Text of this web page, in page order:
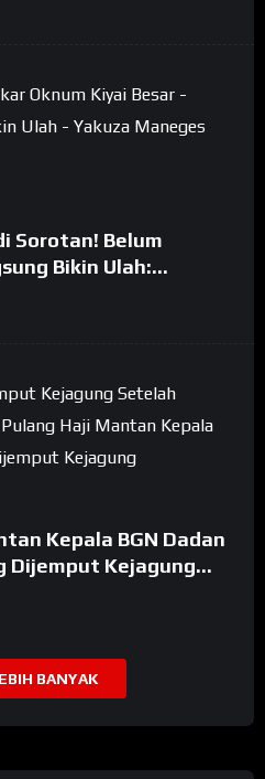
Sorotan! Belum
Bikin Ulah:
Kepala BGN Dadan
Dijemput Kejagung
BANYAK